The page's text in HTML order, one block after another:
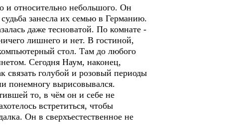
и относительно небольшого. Он
занесла их семью в Германию.
даже тесноватой. По комнате -
лишнего и нет. В гостиной,
стол. Там до любого
Сегодня Наум, наконец,
связать голубой и розовый периоды
понемногу вырисовывался.
то, в чём он и себе не
встретиться, чтобы
Он в сверхъестественное не